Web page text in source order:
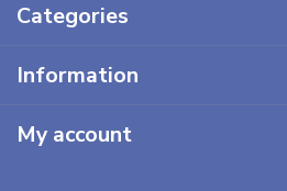
Categories
Information
My account